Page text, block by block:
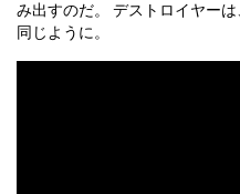
み出すのだ。 デストロイヤー
同じように。